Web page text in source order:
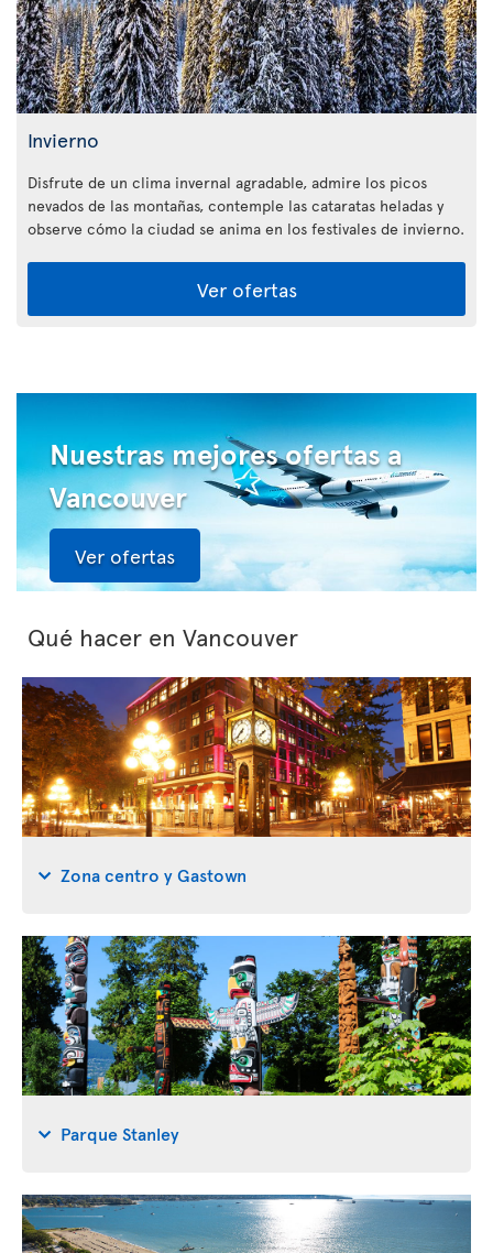
Invierno
Disfrute de un clima invernal agradable, admire los picos
nevados de las montañas, contemple las cataratas heladas y
observe cómo la ciudad se anima en los festivales de invierno.
Ver ofertas
Nuestras mejores ofertas a
Vancouver
Ver ofertas
Qué hacer en Vancouver
Zona centro y Gastown
Parque Stanley